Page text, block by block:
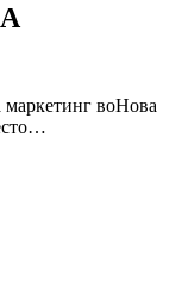
воНова